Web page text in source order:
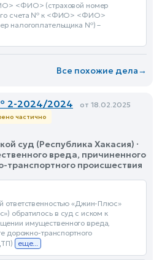
<ФИО> (страховой номер
счета № к <ФИО> <ФИО>
налогоплательщика №) –
Все похожие дела→
2-2024/2024 от 18.02.2025
частично
суд (Республика Хакасия) ·
вреда, причиненного
транспортного происшествия
ответственностью «Джин-Плюс»
обратилось в суд с иском к
имущественного вреда,
дорожно-транспортного
еще...